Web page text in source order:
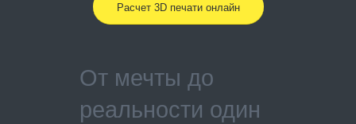
Расчет 3D печати онлайн
От мечты до
реальности один